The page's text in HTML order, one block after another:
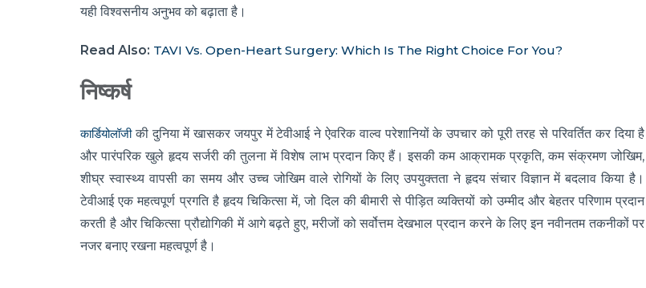
यही विश्वसनीय अनुभव को बढ़ाता है।
Read Also: TAVI Vs. Open-Heart Surgery: Which Is The Right Choice For You?
निष्कर्ष
कार्डियोलॉजीकी दुनिया में खासकर जयपुर में टेवीआई ने ऐवरिक वाल्व परेशानियों के उपचार को पूरी तरह से परिवर्तित कर दिया है
और पारंपरिक खुले हृदय सर्जरी की तुलना में विशेष लाभ प्रदान किए हैं। इसकी कम आक्रामक प्रकृति, कम संक्रमण जोखिम,
शीघ्र स्वास्थ्य वापसी का समय और उच्च जोखिम वाले रोगियों के लिए उपयुक्तता ने हृदय संचार विज्ञान में बदलाव किया है।
टेवीआई एक महत्वपूर्ण प्रगति है हृदय चिकित्सा में, जो दिल की बीमारी से पीड़ित व्यक्तियों को उम्मीद और बेहतर परिणाम प्रदान
करती है और चिकित्सा प्रौद्योगिकी में आगे बढ़ते हुए, मरीजों को सर्वोत्तम देखभाल प्रदान करने के लिए इन नवीनतम तकनीकों पर
नजर बनाए रखना महत्वपूर्ण है।